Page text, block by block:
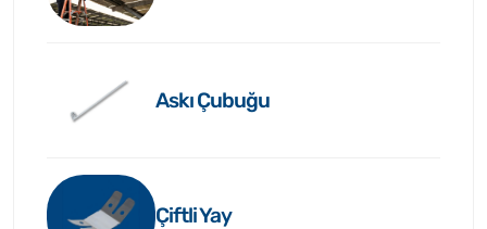
Askı Çubuğu
Çiftli Yay